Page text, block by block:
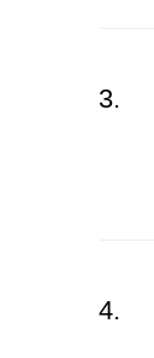
3.
4.